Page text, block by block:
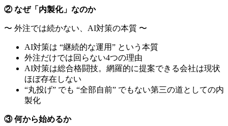
② なぜ「内製化」なのか
〜 外注では続かない、AI対策の本質 〜
AI対策は “継続的な運用” という本質
外注だけでは回らない4つの理由
AI対策は総合格闘技。網羅的に提案できる会社は現状
ほぼ存在しない
“丸投げ” でも “全部自前” でもない第三の道としての内
製化
③ 何から始めるか